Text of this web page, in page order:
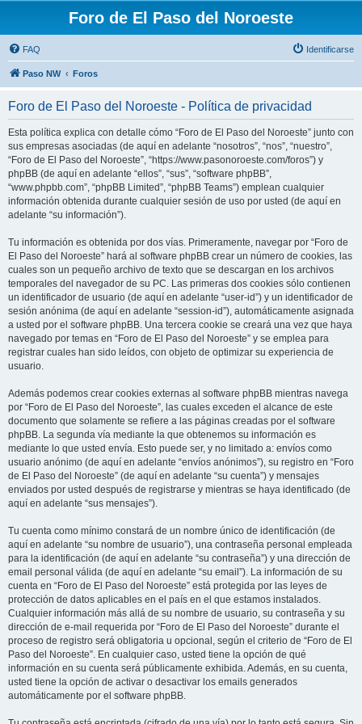
Foro de El Paso del Noroeste
FAQ Identificarse
Paso NW Foros
Foro de El Paso del Noroeste - Política de privacidad
Esta política explica con detalle cómo “Foro de El Paso del Noroeste” junto con
sus empresas asociadas (de aquí en adelante “nosotros”, “nos”, “nuestro”,
“Foro de El Paso del Noroeste”, “https://www.pasonoroeste.com/foros”) y
phpBB (de aquí en adelante “ellos”, “sus”, “software phpBB”,
“www.phpbb.com”, “phpBB Limited”, “phpBB Teams”) emplean cualquier
información obtenida durante cualquier sesión de uso por usted (de aquí en
adelante “su información”).
Tu información es obtenida por dos vías. Primeramente, navegar por “Foro de
El Paso del Noroeste” hará al software phpBB crear un número de cookies, las
cuales son un pequeño archivo de texto que se descargan en los archivos
temporales del navegador de su PC. Las primeras dos cookies sólo contienen
un identificador de usuario (de aquí en adelante “user-id”) y un identificador de
sesión anónima (de aquí en adelante “session-id”), automáticamente asignada
a usted por el software phpBB. Una tercera cookie se creará una vez que haya
navegado por temas en “Foro de El Paso del Noroeste” y se emplea para
registrar cuales han sido leídos, con objeto de optimizar su experiencia de
usuario.
Además podemos crear cookies externas al software phpBB mientras navega
por “Foro de El Paso del Noroeste”, las cuales exceden el alcance de este
documento que solamente se refiere a las páginas creadas por el software
phpBB. La segunda vía mediante la que obtenemos su información es
mediante lo que usted envía. Esto puede ser, y no limitado a: envíos como
usuario anónimo (de aquí en adelante “envíos anónimos”), su registro en “Foro
de El Paso del Noroeste” (de aquí en adelante “su cuenta”) y mensajes
enviados por usted después de registrarse y mientras se haya identificado (de
aquí en adelante “sus mensajes”).
Tu cuenta como mínimo constará de un nombre único de identificación (de
aquí en adelante “su nombre de usuario”), una contraseña personal empleada
para la identificación (de aquí en adelante “su contraseña”) y una dirección de
email personal válida (de aquí en adelante “su email”). La información de su
cuenta en “Foro de El Paso del Noroeste” está protegida por las leyes de
protección de datos aplicables en el país en el que estamos instalados.
Cualquier información más allá de su nombre de usuario, su contraseña y su
dirección de e-mail requerida por “Foro de El Paso del Noroeste” durante el
proceso de registro será obligatoria u opcional, según el criterio de “Foro de El
Paso del Noroeste”. En cualquier caso, usted tiene la opción de qué
información en su cuenta será públicamente exhibida. Además, en su cuenta,
usted tiene la opción de activar o desactivar los emails generados
automáticamente por el software phpBB.